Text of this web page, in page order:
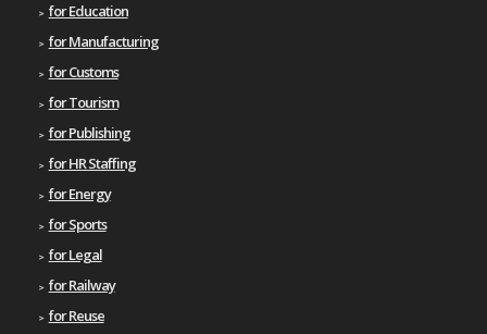
for Education
for Manufacturing
for Customs
for Tourism
for Publishing
for HR Staffing
for Energy
for Sports
for Legal
for Railway
for Reuse